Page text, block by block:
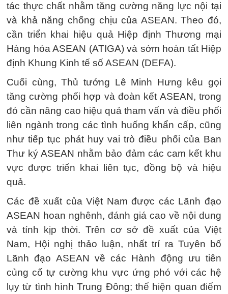
tác thực chất nhằm tăng cường năng lực nội tại
và khả năng chống chịu của ASEAN. Theo đó,
cần triển khai hiệu quả Hiệp định Thương mại
Hàng hóa ASEAN (ATIGA) và sớm hoàn tất Hiệp
định Khung Kinh tế số ASEAN (DEFA).
Cuối cùng, Thủ tướng Lê Minh Hưng kêu gọi
tăng cường phối hợp và đoàn kết ASEAN, trong
đó cần nâng cao hiệu quả tham vấn và điều phối
liên ngành trong các tình huống khẩn cấp, cũng
như tiếp tục phát huy vai trò điều phối của Ban
Thư ký ASEAN nhằm bảo đảm các cam kết khu
vực được triển khai liên tục, đồng bộ và hiệu
quả.
Các đề xuất của Việt Nam được các Lãnh đạo
ASEAN hoan nghênh, đánh giá cao về nội dung
và tính kịp thời. Trên cơ sở đề xuất của Việt
Nam, Hội nghị thảo luận, nhất trí ra Tuyên bố
Lãnh đạo ASEAN về các Hành động ưu tiên
củng cố tự cường khu vực ứng phó với các hệ
lụy từ tình hình Trung Đông; thể hiện quan điểm